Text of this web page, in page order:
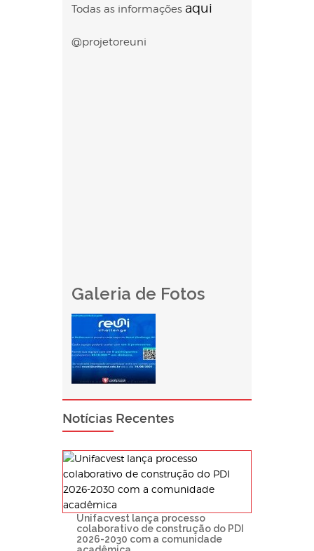
Todas as informações aqui
@projetoreuni
Galeria de Fotos
Notícias Recentes
Unifacvest lança processo
colaborativo de construção do PDI
2026-2030 com a comunidade